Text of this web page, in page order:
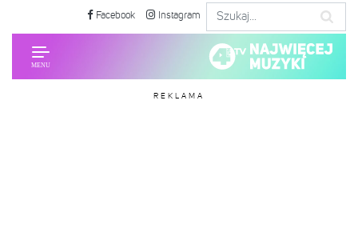
Facebook Instagram
REKLAMA